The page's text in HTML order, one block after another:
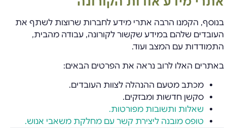
בנוסף, הקמנו הרבה אתרי מידע לחברות שרוצות לשתף את
העובדים שלהם במידע שקשור לקורונה, עבודה מהבית,
התמודדות עם המצב ועוד.
באתרים האלו לרוב נראה את הפרטים הבאים:
מכתב מטעם ההנהלה לצוות העובדים.
סקשן חדשות ומבזקים.
שאלות ותשובות מפורטות.
טופס מובנה ליצירת קשר עם מחלקת משאבי אנוש.